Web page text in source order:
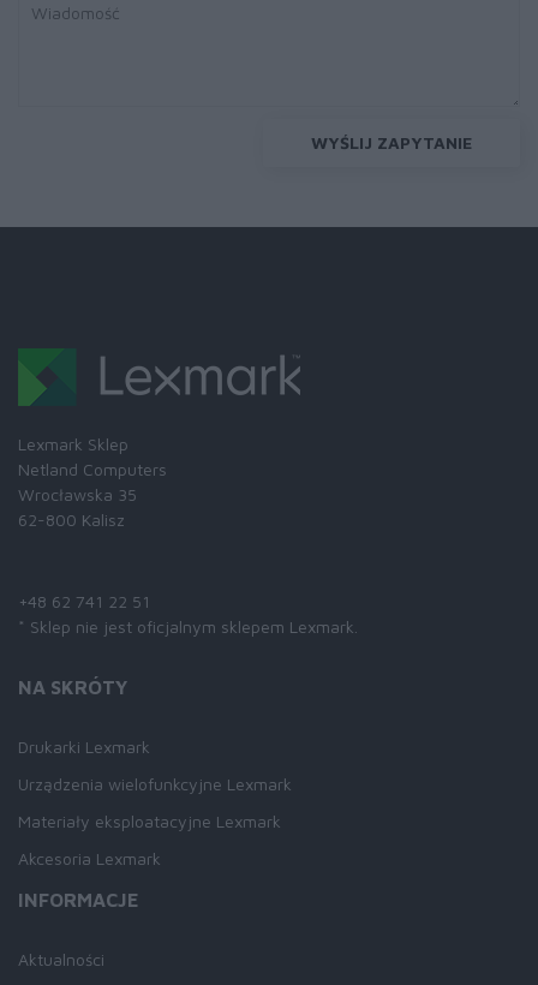
WYŚLIJ ZAPYTANIE
Lexmark Sklep
Netland Computers
Wrocławska 35
62-800 Kalisz
+48 62 741 22 51
* Sklep nie jest oficjalnym sklepem Lexmark.
NA SKRÓTY
Drukarki Lexmark
Urządzenia wielofunkcyjne Lexmark
Materiały eksploatacyjne Lexmark
Akcesoria Lexmark
INFORMACJE
Aktualności